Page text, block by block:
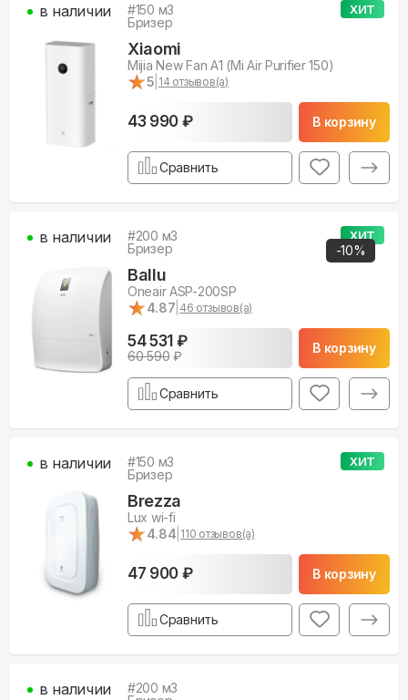
ХИТ
#150 м3
Бризер
Xiaomi
Mijia New Fan A1 (Mi Air Purifier 150)
★
★5 14 отзывов(а)
43 990 ₽ В корзину
в наличии
Сравнить
ХИТ
-10%
#200 м3
Бризер
Ballu
Oneair ASP-200SP
★
★4.87 46 отзывов(а)
54 531 ₽
60 590₽
В корзину
в наличии
Сравнить
ХИТ
#150 м3
Бризер
Brezza
Lux wi-fi
★
★4.84 110 отзывов(а)
47 900 ₽ В корзину
в наличии
Сравнить
#200 м3
в наличии